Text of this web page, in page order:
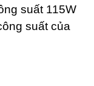
suất 115W
suất của